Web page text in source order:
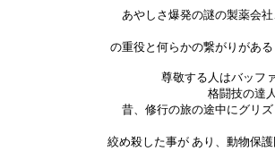
あやしさ爆発の謎の製薬会
の重役と何らかの繋がりがあ
尊敬する人はバッフ
格闘技の達
昔、修行の旅の途中にグリ
絞め殺した事が あり、動物保